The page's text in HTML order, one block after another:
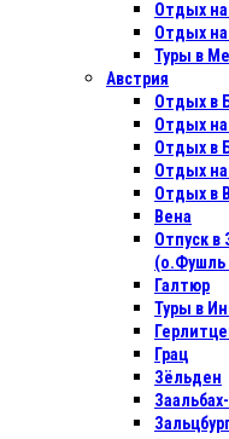
Отдых
Отдых
Туры в
Австрия
Отдых в
Отдых
Отдых в
Отдых на
Отдых в
Вена
Отпуск в
(о.Фушль
Галтюр
Туры в
Грац
Зёльден